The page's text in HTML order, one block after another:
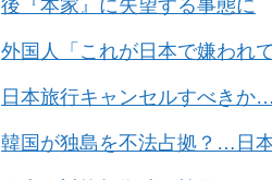
後『本家』に失望する事態に
外国人「これが日本で嫌われ
日本旅行キャンセルすべきか
韓国が独島を不法占拠？…日